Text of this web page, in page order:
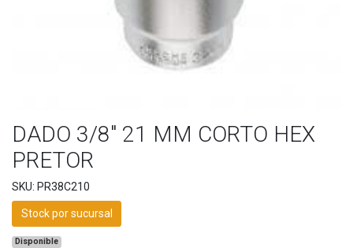
DADO 3/8" 21 MM CORTO HEX
PRETOR
SKU: PR38C210
Stock por sucursal
Disponible